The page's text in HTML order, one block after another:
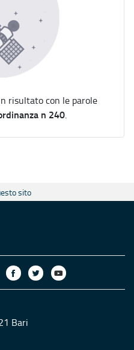
risultato con le parole
n 240.
sito
Bari